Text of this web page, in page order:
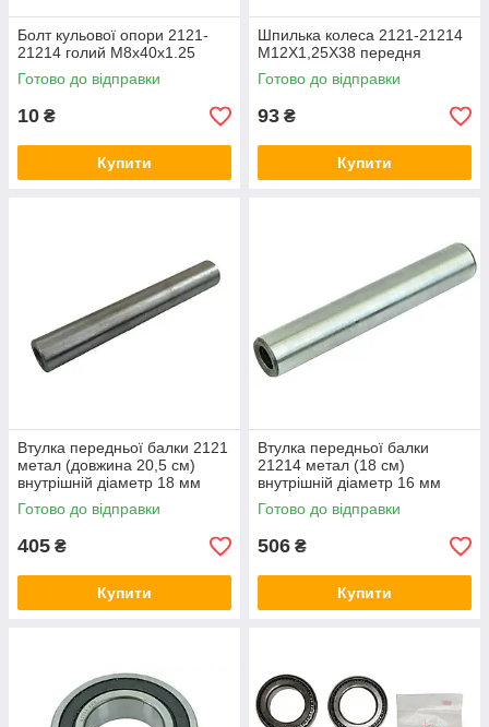
Болт кульової опори 2121-
21214 голий М8х40х1.25
Готово до відправки
10 ₴
Купити
Шпилька колеса 2121-21214
М12Х1,25Х38 передня
Готово до відправки
93 ₴
Купити
Втулка передньої балки 2121
метал (довжина 20,5 см)
внутрішній діаметр 18 мм
Готово до відправки
405 ₴
Купити
Втулка передньої балки
21214 метал (18 см)
внутрішній діаметр 16 мм
Готово до відправки
506 ₴
Купити